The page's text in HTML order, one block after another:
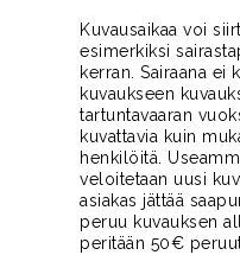
Kuvausaikaa voi
esimerkiksi
kerran. Sairaana ei
kuvaukseen
tartuntavaaran
kuvattavia kuin
henkilöitä.
veloitetaan uusi
asiakas jättää
peruu kuvauksen
peritään 50€